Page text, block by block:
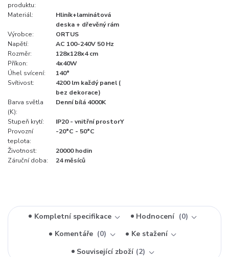
produktu:
Materiál:
Hliník+laminátová
deska + dřevěný rám
Výrobce:
ORTUS
Napětí:
AC 100-240V 50 Hz
Rozměr:
128x128x4 cm
Příkon:
4x40W
Úhel svícení:
140°
Svítivost:
4200 lm každý panel (
bez dekorace)
Barva světla
(K):
Denní bílá 4000K
Stupeň krytí:
IP20 - vnitřní prostorY
Provozní
teplota:
-20°C - 50°C
Životnost:
20000 hodin
Záruční doba:
24 měsíců
Kompletní specifikace Hodnocení
0
Komentáře
0
Ke stažení
Související zboží 2